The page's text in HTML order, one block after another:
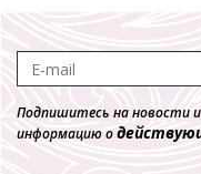
Подпишитесь на новости
информацию о